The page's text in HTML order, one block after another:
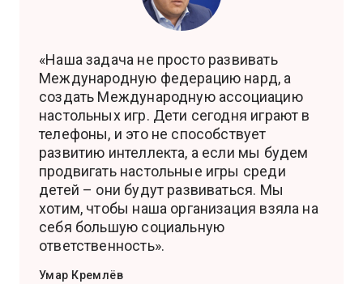
«Наша задача не просто развивать
Международную федерацию нард, а
создать Международную ассоциацию
настольных игр. Дети сегодня играют в
телефоны, и это не способствует
развитию интеллекта, а если мы будем
продвигать настольные игры среди
детей – они будут развиваться. Мы
хотим, чтобы наша организация взяла на
себя большую социальную
ответственность».
Умар Кремлёв